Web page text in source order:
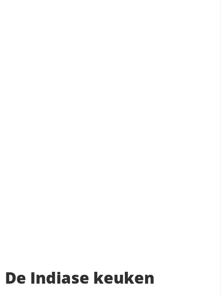
De Indiase keuken